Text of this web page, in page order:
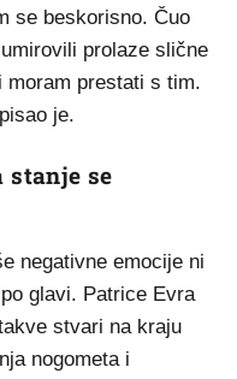
se beskorisno. Čuo
prolaze slične
prestati s tim.
je.
stanje se
negativne emocije ni
glavi. Patrice Evra
stvari na kraju
nogometa i